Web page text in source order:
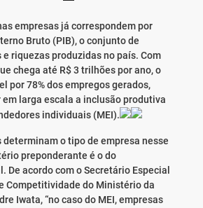
empresas já correspondem por
Bruto (PIB), o conjunto de
riquezas produzidas no país. Com
chega até R$ 3 trilhões por ano, o
por 78% dos empregos gerados,
larga escala a inclusão produtiva
individuais (MEI).
o tipo de empresa nesse
preponderante é o do
De acordo com o Secretário Especial
Competitividade do Ministério da
Iwata, “no caso do MEI, empresas